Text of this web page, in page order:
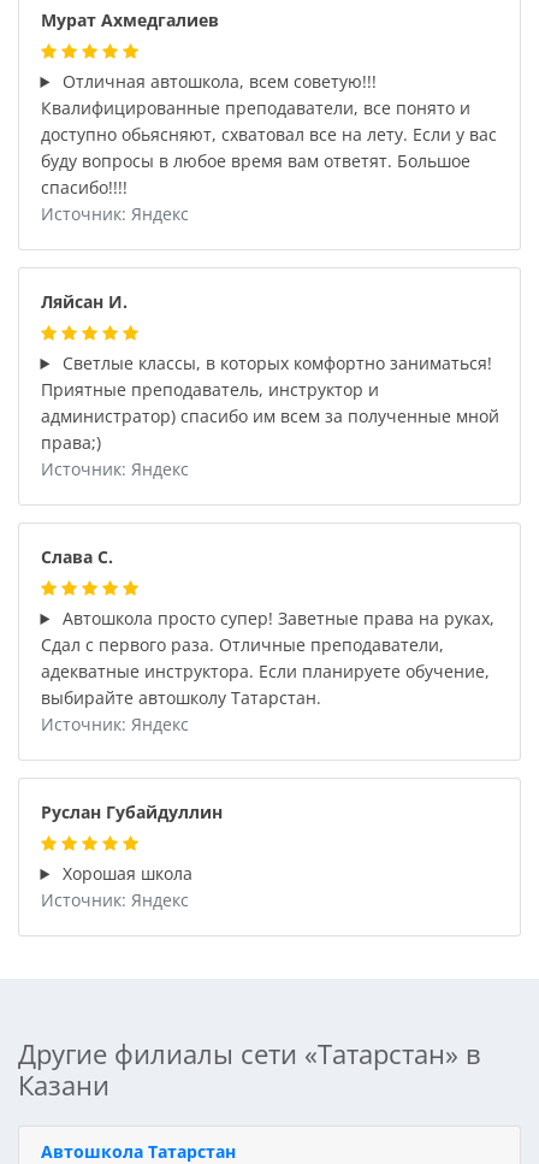
Мурат Ахмедгалиев
Отличная автошкола, всем советую!!!
Квалифицированные преподаватели, все понято и
доступно обьясняют, схватовал все на лету. Если у вас
буду вопросы в любое время вам ответят. Большое
спасибо!!!!
Источник: Яндекс
Ляйсан И.
Светлые классы, в которых комфортно заниматься!
Приятные преподаватель, инструктор и
администратор) спасибо им всем за полученные мной
права;)
Источник: Яндекс
Слава С.
Автошкола просто супер! Заветные права на руках,
Сдал с первого раза. Отличные преподаватели,
адекватные инструктора. Если планируете обучение,
выбирайте автошколу Татарстан.
Источник: Яндекс
Руслан Губайдуллин
Хорошая школа
Источник: Яндекс
Другие филиалы сети «Татарстан» в
Казани
Автошкола Татарстан